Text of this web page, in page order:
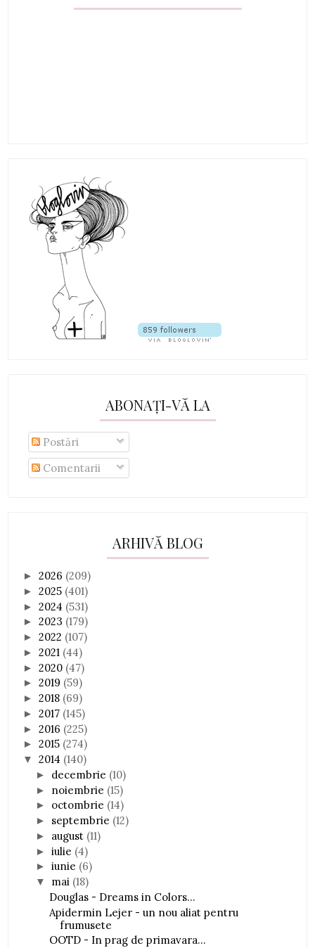
ABONAȚI-VĂ LA
Postări
Comentarii
ARHIVĂ BLOG
►2026 (209)
►2025 (401)
►2024 (531)
►2023 (179)
►2022 (107)
►2021 (44)
►2020 (47)
►2019 (59)
►2018 (69)
►2017 (145)
►2016 (225)
►2015 (274)
▼2014 (140)
► decembrie (10)
► noiembrie (15)
► octombrie (14)
► septembrie (12)
► august (11)
►iulie (4)
►iunie (6)
▼ mai (18)
Douglas - Dreams in Colors...
Apidermin Lejer - un nou aliat pentru
frumusete
OOTD - In prag de primavara...